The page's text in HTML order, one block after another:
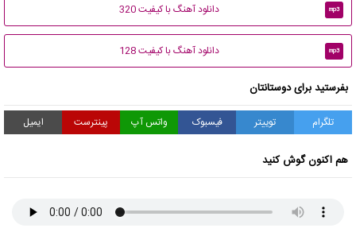
mp3 دانلود آهنگ با کیفیت 320
mp3 دانلود آهنگ با کیفیت 128
بفرستید برای دوستانتان
تلگرام توییتر فیسبوک واتس آپ پینترست ایمیل
هم اکنون گوش کنید